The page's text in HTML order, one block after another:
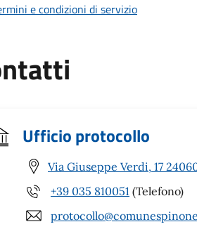
e condizioni di servizio
Ufficio protocollo
Via Giuseppe Verdi, 17
+39 035 810051 (Telefono)